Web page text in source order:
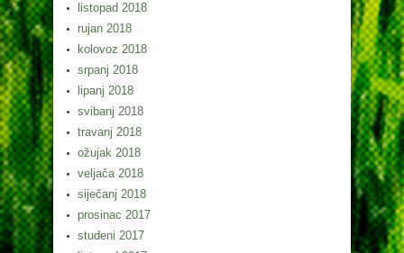
listopad 2018
rujan 2018
kolovoz 2018
srpanj 2018
lipanj 2018
svibanj 2018
travanj 2018
ožujak 2018
veljača 2018
siječanj 2018
prosinac 2017
studeni 2017